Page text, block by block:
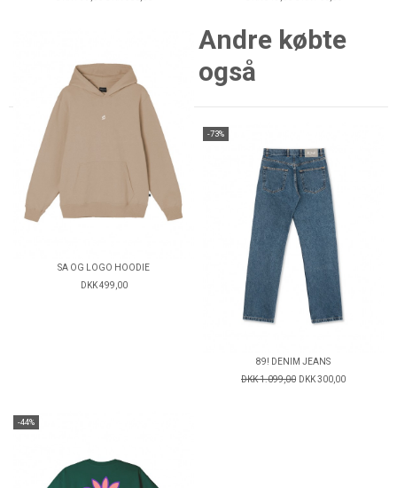
SA OG LOGO HOODIE
DKK 499,00
Andre købte
også
-73%
89! DENIM JEANS
DKK 1.099,00 DKK 300,00
-44%